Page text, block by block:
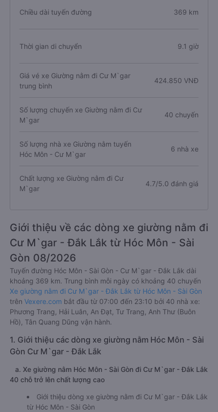
Chiều dài tuyến đường 369 km
Thời gian di chuyển 9.1 giờ
Giá vé xe Giường nằm đi Cư M`gar
trung bình
424.850 VNĐ
Số lượng chuyến xe Giường nằm đi Cư
M`gar
40 chuyến
Số lượng nhà xe Giường nằm tuyến
Hóc Môn - Cư M`gar
6 nhà xe
Chất lượng xe Giường nằm đi Cư
M`gar
4.7/5.0 đánh giá
Giới thiệu về các dòng xe giường nằm đi
Cư M`gar - Đắk Lắk từ Hóc Môn - Sài
Gòn 08/2026
Tuyến đường Hóc Môn - Sài Gòn - Cư M`gar - Đắk Lắk dài
khoảng 369 km. Trung bình mỗi ngày có khoảng 40 chuyến
Xe giường nằm đi Cư M`gar - Đắk Lắk từ Hóc Môn - Sài Gòn
trên Vexere.com bắt đầu từ 07:00 đến 23:10 bởi 40 nhà xe:
Phương Trang, Hải Luân, An Đạt, Tư Trang, Anh Thư (Buôn
Hồ), Tân Quang Dũng vận hành.
1. Giới thiệu các dòng xe giường nằm Hóc Môn - Sài
Gòn Cư M`gar - Đắk Lắk
a. Xe giường nằm Hóc Môn - Sài Gòn đi Cư M`gar - Đắk Lắk
40 chỗ trở lên chất lượng cao
Giới thiệu dòng xe giường nằm đi Cư M`gar - Đắk Lắk
từ Hóc Môn - Sài Gòn